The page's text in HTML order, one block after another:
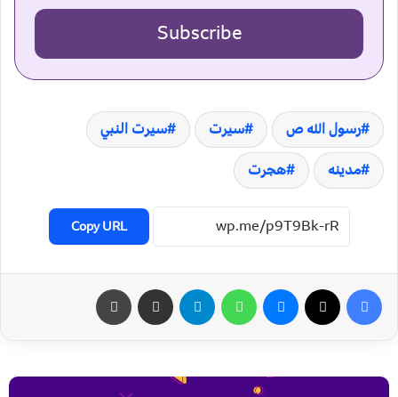
Subscribe
رسول الله ص سیرت
سیرت النبي
مدینه
هجرت
Copy URL